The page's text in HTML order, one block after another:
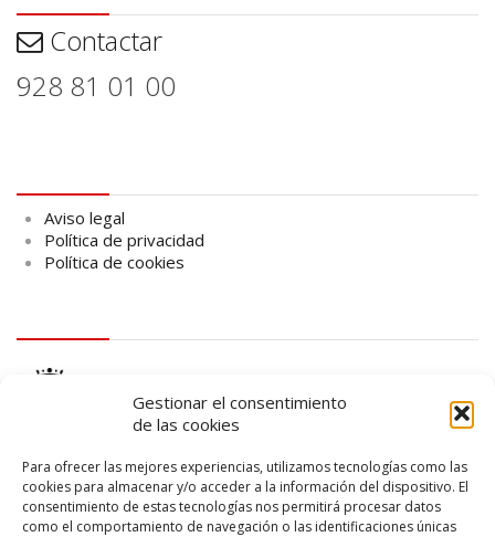
Gestionar el consentimiento
de las cookies
Para ofrecer las mejores experiencias, utilizamos tecnologías como las
cookies para almacenar y/o acceder a la información del dispositivo. El
consentimiento de estas tecnologías nos permitirá procesar datos
como el comportamiento de navegación o las identificaciones únicas
Contactar
928 81 01 00
Aviso legal
Política de privacidad
Política de cookies
logo SID